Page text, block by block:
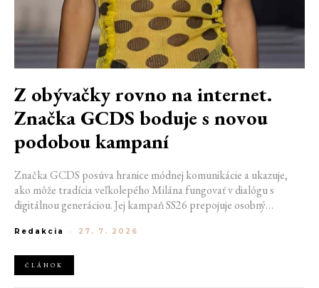
Z obývačky rovno na internet.
Značka GCDS boduje s novou
podobou kampaní
Značka GCDS posúva hranice módnej komunikácie a ukazuje,
ako môže tradícia veľkolepého Milána fungovať v dialógu s
digitálnou generáciou. Jej kampaň SS26 prepojuje osobný
spôsob, akým dnes módu vnímame a zdieľame. Zároveň
trendy a vytvárať autentické spojenie medzi módou, digitálnym
prostredím a každodenným životom mladej generácie.
Redakcia - 27. 7. 2026
ČLÁNOK